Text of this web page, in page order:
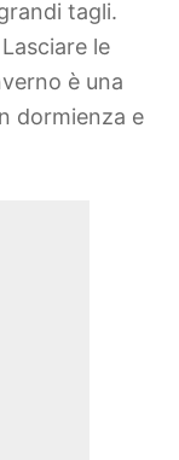
tagli.
le
è una
dormienza e